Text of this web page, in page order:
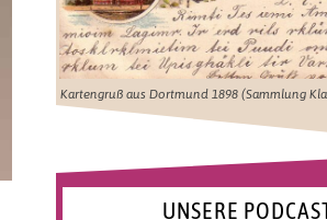
Kartengruß aus Dortmund 1898 (Sammlung
UNSERE